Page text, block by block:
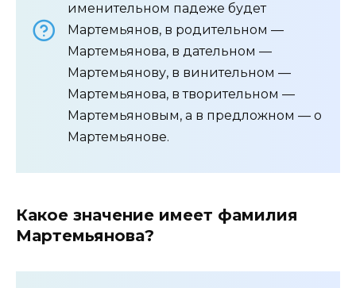
именительном падеже будет
Мартемьянов, в родительном —
Мартемьянова, в дательном —
Мартемьянову, в винительном —
Мартемьянова, в творительном —
Мартемьяновым, а в предложном — о
Мартемьянове.
Какое значение имеет фамилия
Мартемьянова?